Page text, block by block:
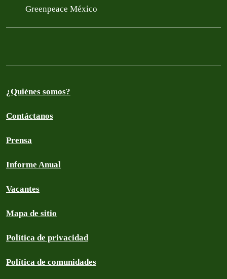
Greenpeace México
¿Quiénes somos?
Contáctanos
Prensa
Informe Anual
Vacantes
Mapa de sitio
Política de privacidad
Política de comunidades